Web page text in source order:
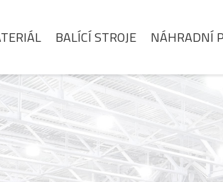
BALÍCÍ STROJE NÁHRADNÍ